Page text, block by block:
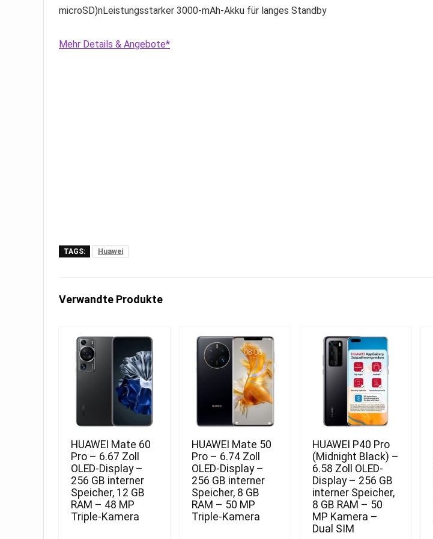
microSD)nLeistungsstarker 3000-mAh-Akku für langes Standby
Mehr Details & Angebote*
TAGS: Huawei
Verwandte Produkte
HUAWEI Mate 60
Pro – 6.67 Zoll
OLED-Display –
256 GB interner
Speicher, 12 GB
RAM – 48 MP
Triple-Kamera
HUAWEI Mate 50
Pro – 6.74 Zoll
OLED-Display –
256 GB interner
Speicher, 8 GB
RAM – 50 MP
Triple-Kamera
HUAWEI P40 Pro
(Midnight Black) –
6.58 Zoll OLED-
Display – 256 GB
interner Speicher,
8 GB RAM – 50
MP Kamera –
Dual SIM